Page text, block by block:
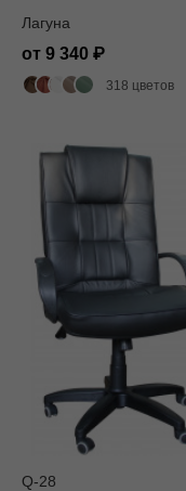
Лагуна
от 9 340
318 цветов
Q-28